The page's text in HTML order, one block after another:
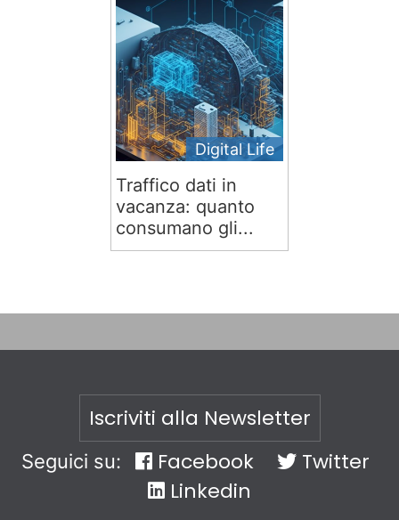
Digital Life
Traffico dati in
vacanza: quanto
consumano gli...
Iscriviti alla Newsletter
Seguici su: Facebook
Twitter
Linkedin